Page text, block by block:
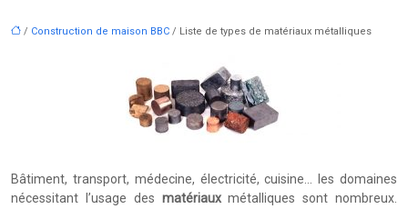
/ Construction de maison BBC / Liste de types de matériaux métalliques
Bâtiment, transport, médecine, électricité, cuisine… les domaines
nécessitant l’usage des matériauxmétalliques sont nombreux.